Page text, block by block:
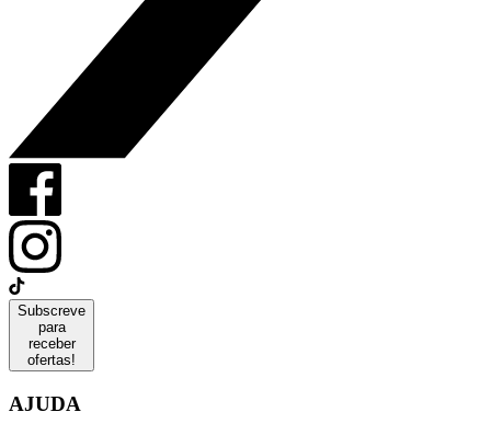
Subscreve
para
receber
ofertas!
AJUDA